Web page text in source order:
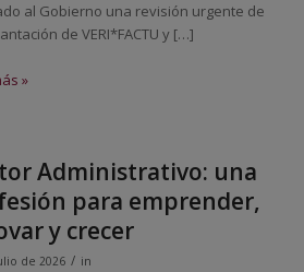
al Gobierno una revisión urgente de
de VERI*FACTU y […]
»
Administrativo: una
para emprender,
y crecer
de 2026 / in